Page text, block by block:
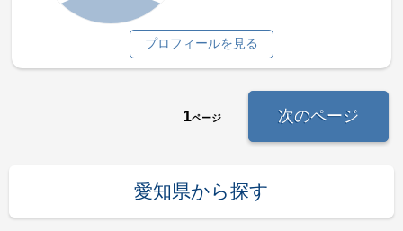
プロフィールを見る
1ページ 次のページ
愛知県から探す